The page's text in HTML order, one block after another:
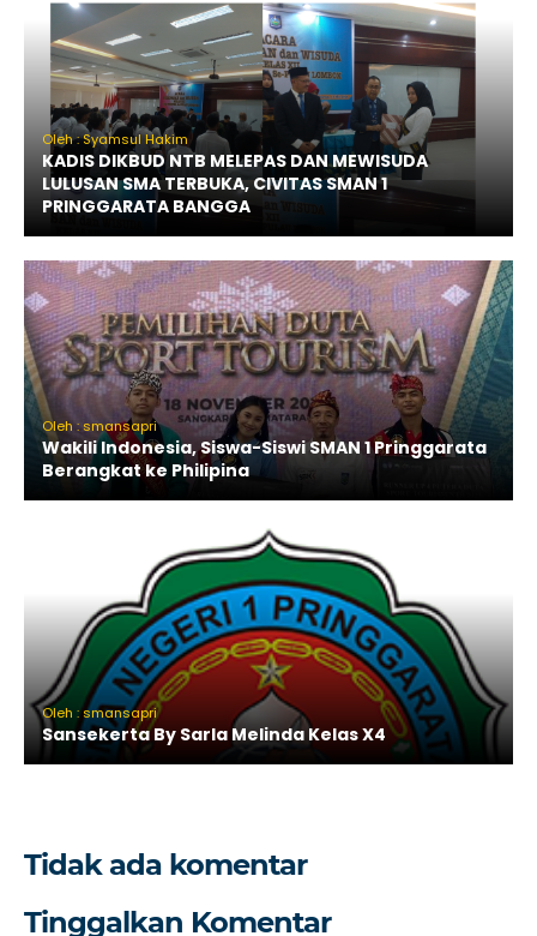
Oleh : Syamsul Hakim
KADIS DIKBUD NTB MELEPAS DAN MEWISUDA
LULUSAN SMA TERBUKA, CIVITAS SMAN 1
PRINGGARATA BANGGA
Oleh : smansapri
Wakili Indonesia, Siswa-Siswi SMAN 1 Pringgarata
Berangkat ke Philipina
Oleh : smansapri
Sansekerta By Sarla Melinda Kelas X4
Tidak ada komentar
Tinggalkan Komentar